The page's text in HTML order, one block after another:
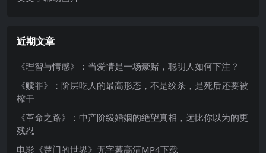
近期文章
《理智与情感》：当爱情是一场豪赌，聪明人如何下注？
《赎罪》：阶层吃人的最高形态，不是绞杀，是死后还要被
榨干
《革命之路》：中产阶级婚姻的绝望真相，远比你以为的更
残忍
电影《楚门的世界》无字幕高清MP4下载